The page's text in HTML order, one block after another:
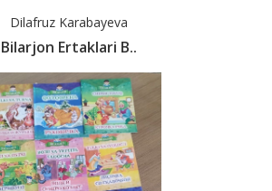
Dilafruz Karabayeva
Bilarjon Ertaklari B..